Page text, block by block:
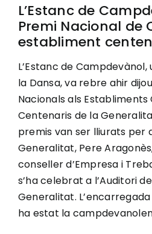
Cerca
…
L’Estanc de
Premi Nacional de
establiment
L’Estanc de
la Dansa, va rebre ahir
Nacionals als
Centenaris de la
premis van ser lliurats per
Generalitat, Pere
conseller d’Empresa i
s’ha celebrat a l’Auditori
Generalitat.
ha estat la